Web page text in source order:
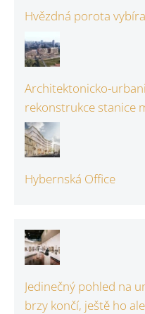
Hvězdná porota
Architektonicko-
rekonstrukce stanice
Hybernská Office
Jedinečný pohled na
brzy končí, ještě ho